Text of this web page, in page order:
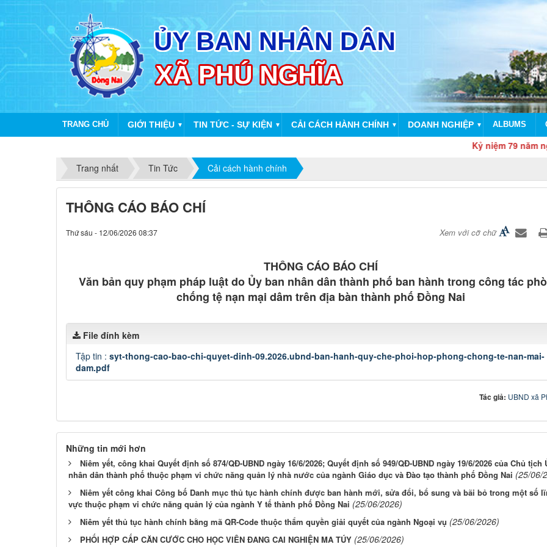
TRANG CHỦ GIỚI THIỆU ▼ TIN TỨC - SỰ KIỆN ▼ CẢI CÁCH HÀNH CHÍNH ▼ DOANH NGHIỆP ▼ ALBUMS
Kỷ niệm 79 năm ngày
Trang nhất
Tin Tức Cải cách hành chính
THÔNG CÁO BÁO CHÍ
Thứ sáu - 12/06/2026 08:37 Xem với cỡ chữ
THÔNG CÁO BÁO CHÍ
Văn bản quy phạm pháp luật do Ủy ban nhân dân thành phố ban hành trong công tác
chống tệ nạn mại dâm trên địa bàn thành phố Đồng Nai
File đính kèm
Tập tin : syt-thong-cao-bao-chi-quyet-dinh-09.2026.ubnd-ban-hanh-quy-che-phoi-hop-phong-chong-te-nan-mai-
dam.pdf
Tác giả: UBND xã
Những tin mới hơn
Niêm yết, công khai Quyết định số 874/QĐ-UBND ngày 16/6/2026; Quyết định số 949/QĐ-UBND ngày 19/6/2026 của Chủ tịch
nhân dân thành phố thuộc phạm vi chức năng quản lý nhà nước của ngành Giáo dục và Đào tạo thành phố Đồng Nai (25/06/
Niêm yết công khai Công bố Danh mục thủ tục hành chính được ban hành mới, sửa đổi, bổ sung và bãi bỏ trong một số
vực thuộc phạm vi chức năng quản lý của ngành Y tế thành phố Đồng Nai (25/06/2026)
Niêm yết thủ tục hành chính bằng mã QR-Code thuộc thẩm quyền giải quyết của ngành Ngoại vụ (25/06/2026)
PHỐI HỢP CẤP CĂN CƯỚC CHO HỌC VIÊN ĐANG CAI NGHIỆN MA TÚY (25/06/2026)